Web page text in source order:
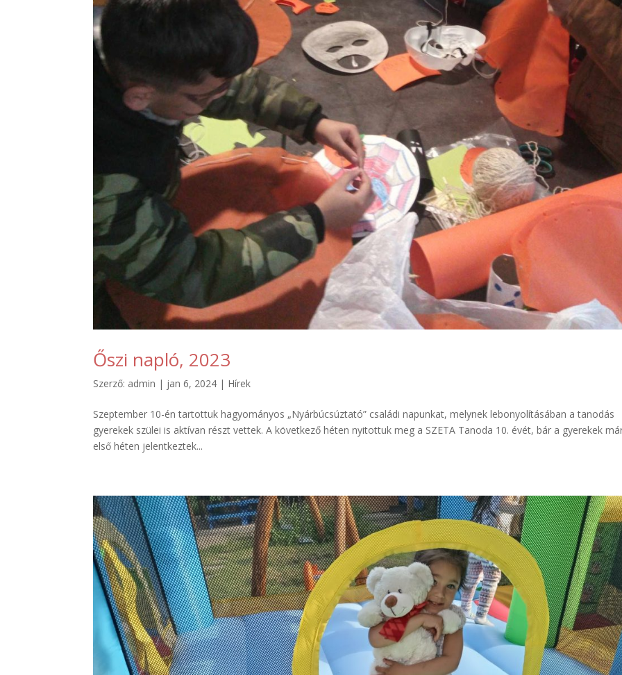
Őszi napló, 2023
Szerző: admin | jan 6, 2024 | Hírek
Szeptember 10-én tartottuk hagyományos „Nyárbúcsúztató” családi napunkat, melynek lebonyolításában a tanodás
gyerekek szülei is aktívan részt vettek. A következő héten nyitottuk meg a SZETA Tanoda 10. évét, bár a gyerekek
első héten jelentkeztek...